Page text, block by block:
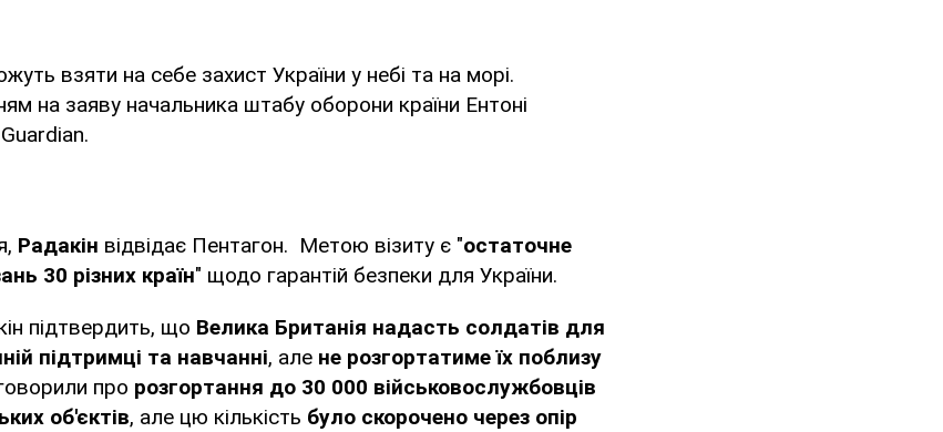
взяти на себе захист України у небі та на морі.
на заяву начальника штабу оборони країни Ентоні
Guardian.
Радакін відвідає Пентагон. Метою візиту є "остаточне
30 різних країн" щодо гарантій безпеки для України.
підтвердить, що Велика Британія надасть солдатів для
підтримці та навчанні, але не розгортатиме їх поблизу
про розгортання до 30 000 військовослужбовців
об'єктів, але цю кількість було скорочено через опір